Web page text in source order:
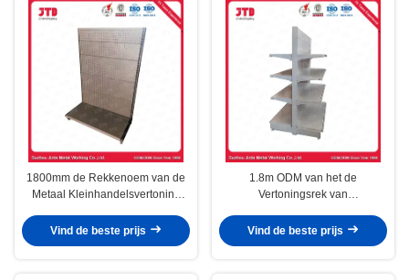
1800mm de Rekkenoem van de
Metaal Kleinhandelsvertoning
Supermarktplank
Vind de beste prijs
1.8m ODM van het de
Vertoningsrek van
Rekplank
Vind de beste prijs